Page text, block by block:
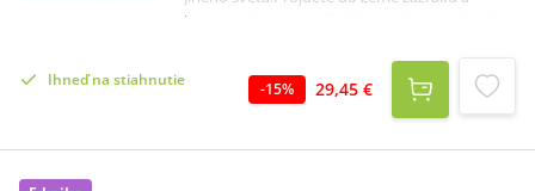
kouzel – do Narnie! Prožijte sedm tajuplných
lidí i z bájné Narnie, v čele se statečným lvem
Aslanem, který se objeví v každém příběhu,
aby pomohl dobru přemoci zlo.
pohádkového světa C. S. Lewise v jedinečném
Ihneď na stiahnutie -15% 29,45 €